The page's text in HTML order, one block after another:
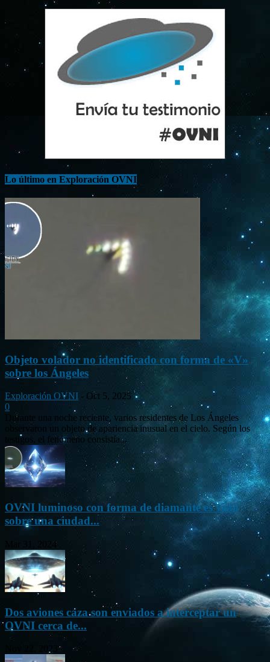
Lo último en Exploración OVNI
Objeto volador no identificado con forma de «V»
sobre los Ángeles
Exploración OVNI - Oct 5, 2025
0
Durante una noche reciente, varios residentes de Los Ángeles
observaron un objeto de apariencia inusual en el cielo. Según los
testigos, el fenómeno consistía...
OVNI luminoso con forma de diamante es visto
sobre una ciudad...
Mar 31, 2024
Dos aviones caza son enviados a interceptar un
OVNI cerca de...